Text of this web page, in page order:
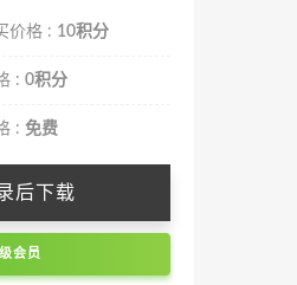
价格 : 10积分
: 0积分
: 免费
后下载
会员